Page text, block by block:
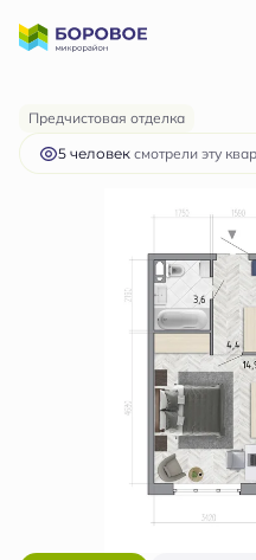
1-комнатная43.3 м
Ипотекаот 15 270 руб.
Предчистовая отделка
5 человек смотрели эту